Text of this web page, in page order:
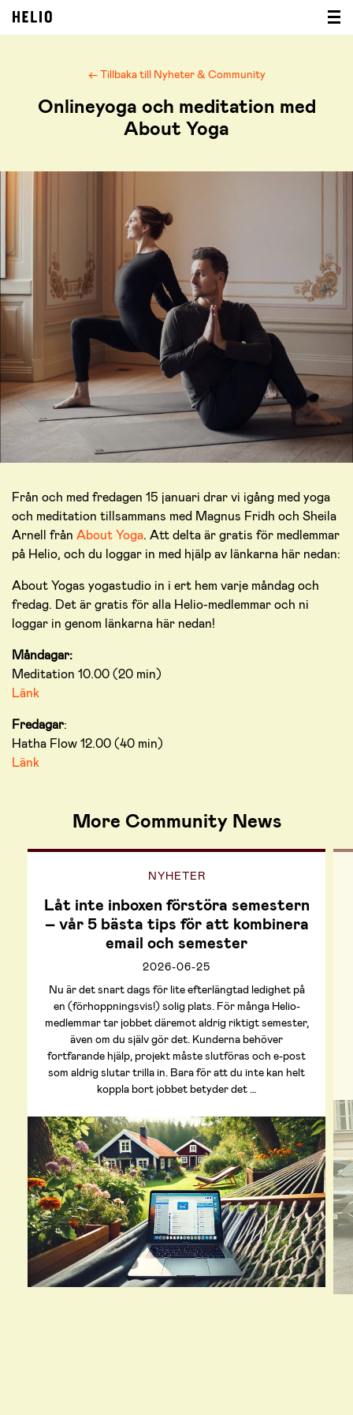
← Tillbaka till Nyheter & Community
Onlineyoga och meditation med
About Yoga
Från och med fredagen 15 januari drar vi igång med yoga
och meditation tillsammans med Magnus Fridh och Sheila
Arnell från About Yoga. Att delta är gratis för medlemmar
på Helio, och du loggar in med hjälp av länkarna här nedan:
About Yogas yogastudio in i ert hem varje måndag och
fredag. Det är gratis för alla Helio-medlemmar och ni
loggar in genom länkarna här nedan!
Måndagar:
Meditation 10.00 (20 min)
Länk
Fredagar:
Hatha Flow 12.00 (40 min)
Länk
More Community News
NYHETER
Låt inte inboxen förstöra semestern
– vår 5 bästa tips för att kombinera
email och semester
2026-06-25
Nu är det snart dags för lite efterlängtad ledighet på
en (förhoppningsvis!) solig plats. För många Helio-
medlemmar tar jobbet däremot aldrig riktigt semester,
även om du själv gör det. Kunderna behöver
fortfarande hjälp, projekt måste slutföras och e-post
som aldrig slutar trilla in. Bara för att du inte kan helt
koppla bort jobbet betyder det …